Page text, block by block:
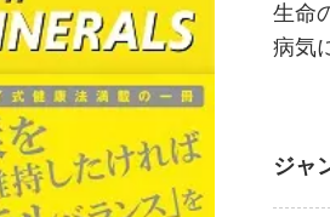
生命
病気
ジャ